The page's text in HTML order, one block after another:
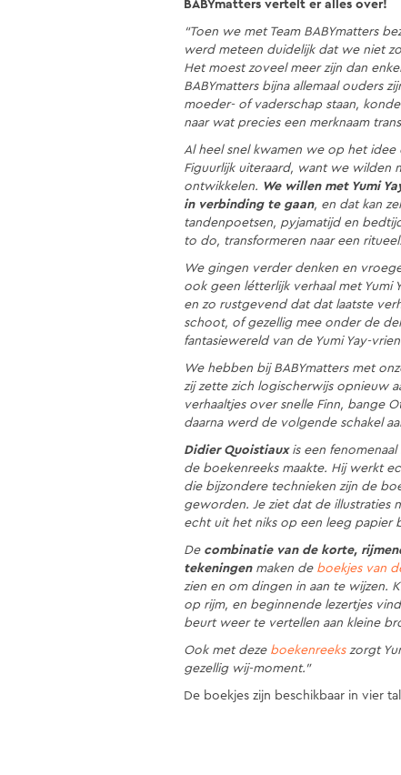
BABYmatters vertelt er alles over!
“Toen we met Team BABYmatters
werd meteen duidelijk dat we niet
Het moest zoveel meer zijn dan
BABYmatters bijna allemaal ouders
moeder- of vaderschap staan,
naar wat precies een merknaam
Al heel snel kwamen we op het idee
Figuurlijk uiteraard, want we wilden
ontwikkelen. We willen met Yumi
in verbinding te gaan, en dat kan
tandenpoetsen, pyjamatijd en
to do, transformeren naar een ritueel.
We gingen verder denken en
ook geen létterlijk verhaal met Yumi
en zo rustgevend dat dat laatste
schoot, of gezellig mee onder de
fantasiewereld van de Yumi Yay-
We hebben bij BABYmatters met
zij zette zich logischerwijs opnieuw
verhaaltjes over snelle Finn, bange
daarna werd de volgende schakel
Didier Quoistiaux is een
de boekenreeks maakte. Hij werkt
die bijzondere technieken zijn de
geworden. Je ziet dat de illustraties
echt uit het niks op een leeg papier
De combinatie van de korte,
tekeningenmaken de boekjes van
zien en om dingen in aan te wijzen.
op rijm, en beginnende lezertjes
beurt weer te vertellen aan kleine
Ook met deze boekenreekszorgt
gezellig wij-moment.”
De boekjes zijn beschikbaar in vier